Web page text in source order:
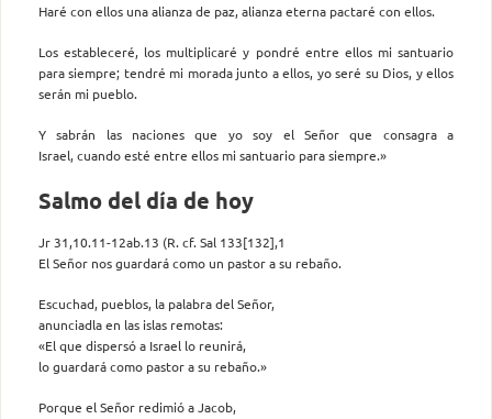
Haré con ellos una alianza de paz, alianza eterna pactaré con ellos.
Los estableceré, los multiplicaré y pondré entre ellos mi santuario
para siempre; tendré mi morada junto a ellos, yo seré su Dios, y ellos
serán mi pueblo.
Y sabrán las naciones que yo soy el Señor que consagra a
Israel, cuando esté entre ellos mi santuario para siempre.»
Salmo del día de hoy
Jr 31,10.11-12ab.13 (R. cf. Sal 133[132],1
El Señor nos guardará como un pastor a su rebaño.
Escuchad, pueblos, la palabra del Señor,
anunciadla en las islas remotas:
«El que dispersó a Israel lo reunirá,
lo guardará como pastor a su rebaño.»
Porque el Señor redimió a Jacob,